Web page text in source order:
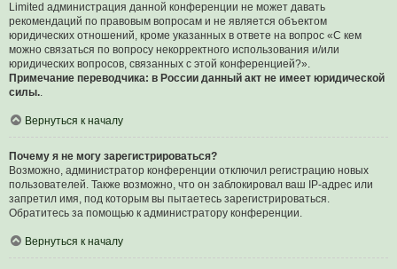
Limited администрация данной конференции не может давать
рекомендаций по правовым вопросам и не является объектом
юридических отношений, кроме указанных в ответе на вопрос «С кем
можно связаться по вопросу некорректного использования и/или
юридических вопросов, связанных с этой конференцией?».
Примечание переводчика: в России данный акт не имеет юридической
силы..
Вернуться к началу
Почему я не могу зарегистрироваться?
Возможно, администратор конференции отключил регистрацию новых
пользователей. Также возможно, что он заблокировал ваш IP-адрес или
запретил имя, под которым вы пытаетесь зарегистрироваться.
Обратитесь за помощью к администратору конференции.
Вернуться к началу